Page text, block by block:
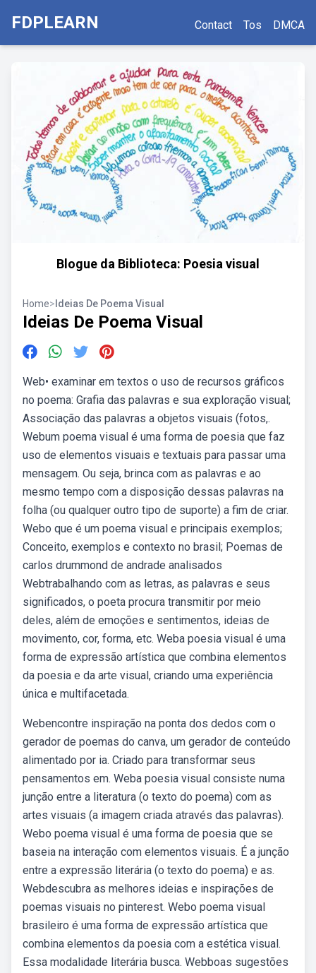
FDPLEARN Contact Tos DMCA
Blogue da Biblioteca: Poesia visual
Home> Ideias De Poema Visual
Ideias De Poema Visual
Web• examinar em textos o uso de recursos gráficos
no poema: Grafia das palavras e sua exploração visual;
Associação das palavras a objetos visuais (fotos,.
Webum poema visual é uma forma de poesia que faz
uso de elementos visuais e textuais para passar uma
mensagem. Ou seja, brinca com as palavras e ao
mesmo tempo com a disposição dessas palavras na
folha (ou qualquer outro tipo de suporte) a fim de criar.
Webo que é um poema visual e principais exemplos;
Conceito, exemplos e contexto no brasil; Poemas de
carlos drummond de andrade analisados
Webtrabalhando com as letras, as palavras e seus
significados, o poeta procura transmitir por meio
deles, além de emoções e sentimentos, ideias de
movimento, cor, forma, etc. Weba poesia visual é uma
forma de expressão artística que combina elementos
da poesia e da arte visual, criando uma experiência
única e multifacetada.
Webencontre inspiração na ponta dos dedos com o
gerador de poemas do canva, um gerador de conteúdo
alimentado por ia. Criado para transformar seus
pensamentos em. Weba poesia visual consiste numa
junção entre a literatura (o texto do poema) com as
artes visuais (a imagem criada através das palavras).
Webo poema visual é uma forma de poesia que se
baseia na interação com elementos visuais. É a junção
entre a expressão literária (o texto do poema) e as.
Webdescubra as melhores ideias e inspirações de
poemas visuais no pinterest. Webo poema visual
brasileiro é uma forma de expressão artística que
combina elementos da poesia com a estética visual.
Essa modalidade literária busca. Webboas sugestões